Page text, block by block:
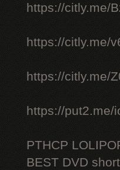
https://citly.me/
https://citly.me/
https://citly.me/
https://put2.me/
PTHCP
BEST DVD